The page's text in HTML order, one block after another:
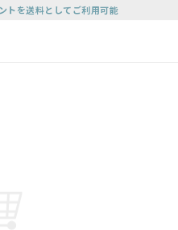
トを送料としてご利用可能